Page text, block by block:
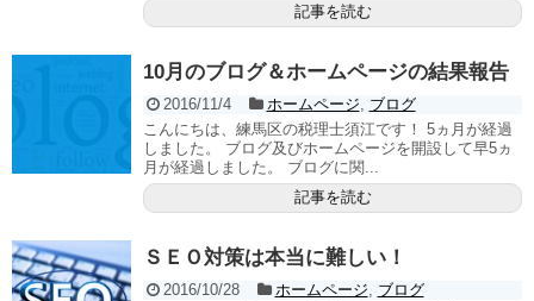
記事を読む
10月のブログ＆ホームページの結果報告
2016/11/4 ホームページ, ブログ
こんにちは、練馬区の税理士須江です！ 5ヵ月が経過
しました。 ブログ及びホームページを開設して早5ヵ
月が経過しました。 ブログに関...
記事を読む
ＳＥＯ対策は本当に難しい！
2016/10/28 ホームページ, ブログ